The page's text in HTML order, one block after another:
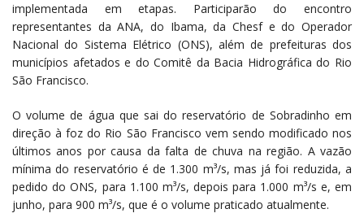
implementada em etapas. Participarão do encontro
representantes da ANA, do Ibama, da Chesf e do Operador
Nacional do Sistema Elétrico (ONS), além de prefeituras dos
municípios afetados e do Comitê da Bacia Hidrográfica do Rio
São Francisco.
O volume de água que sai do reservatório de Sobradinho em
direção à foz do Rio São Francisco vem sendo modificado nos
últimos anos por causa da falta de chuva na região. A vazão
mínima do reservatório é de 1.300 m³/s, mas já foi reduzida, a
pedido do ONS, para 1.100 m³/s, depois para 1.000 m³/s e, em
junho, para 900 m³/s, que é o volume praticado atualmente.